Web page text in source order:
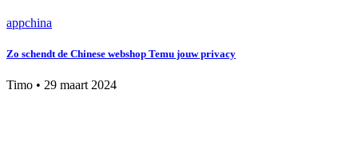
appchina
Zo schendt de Chinese webshop Temu jouw privacy
Timo • 29 maart 2024